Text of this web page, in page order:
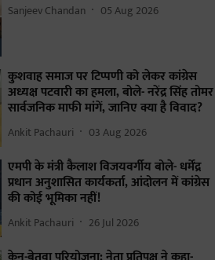
Sanjeev Chandan 05 Aug 2026
कुशवाह समाज पर टिप्पणी को लेकर कांग्रेस
अध्यक्ष पटवारी का हमला, बोले- नरेंद्र सिंह तोमर
सार्वजनिक माफी मांगें, जानिए क्या है विवाद?
Ankit Pachauri 03 Aug 2026
एमपी के मंत्री कैलाश विजयवर्गीय बोले- धर्मेंद्र
प्रधान अनुशासित कार्यकर्ता, आंदोलन में कांग्रेस
की कोई भूमिका नहीं!
Ankit Pachauri 26 Jul 2026